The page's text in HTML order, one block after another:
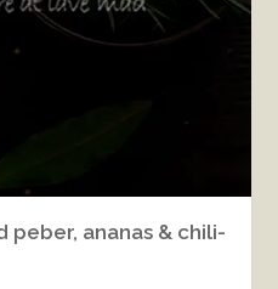
ananas & chili-